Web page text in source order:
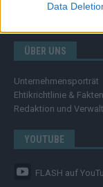
Data
ÜBER UNS
Unternehmensporträt
Ehtikrichtlinie &
Redaktion und
YOUTUBE
FLASH auf